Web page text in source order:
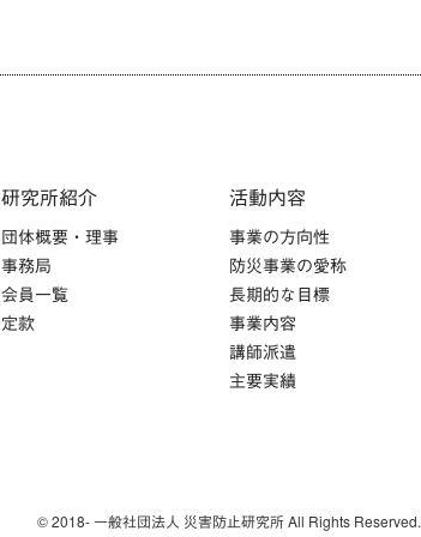
研究所紹介
団体概要・理事
事務局
会員一覧
定款
活動内容
事業の方向性
防災事業の愛称
長期的な目標
事業内容
講師派遣
主要実績
© 2018- 一般社団法人 災害防止研究所 All Rights Reserved.